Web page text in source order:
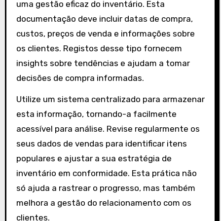
uma gestão eficaz do inventário. Esta
documentação deve incluir datas de compra,
custos, preços de venda e informações sobre
os clientes. Registos desse tipo fornecem
insights sobre tendências e ajudam a tomar
decisões de compra informadas.
Utilize um sistema centralizado para armazenar
esta informação, tornando-a facilmente
acessível para análise. Revise regularmente os
seus dados de vendas para identificar itens
populares e ajustar a sua estratégia de
inventário em conformidade. Esta prática não
só ajuda a rastrear o progresso, mas também
melhora a gestão do relacionamento com os
clientes.